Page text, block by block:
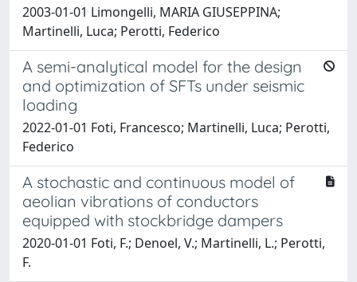
2003-01-01 Limongelli, MARIA GIUSEPPINA;
Martinelli, Luca; Perotti, Federico
A semi-analytical model for the design
and optimization of SFTs under seismic
loading
2022-01-01 Foti, Francesco; Martinelli, Luca; Perotti,
Federico
A stochastic and continuous model of
aeolian vibrations of conductors
equipped with stockbridge dampers
2020-01-01 Foti, F.; Denoel, V.; Martinelli, L.; Perotti,
F.